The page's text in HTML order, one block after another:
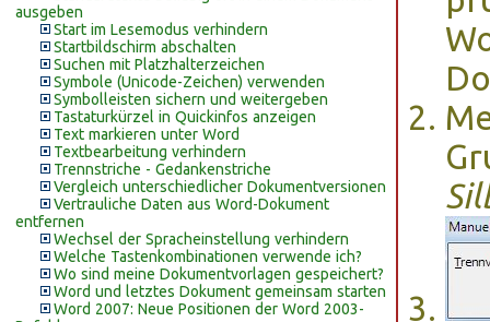
ausgeben
Start im Lesemodus verhindern
Startbildschirm abschalten
Suchen mit Platzhalterzeichen
Symbole (Unicode-Zeichen) verwenden
Symbolleisten sichern und weitergeben
Tastaturkürzel in Quickinfos anzeigen
Text markieren unter Word
Textbearbeitung verhindern
Trennstriche - Gedankenstriche
Vergleich unterschiedlicher Dokumentversionen
Vertrauliche Daten aus Word-Dokument
entfernen
Wechsel der Spracheinstellung verhindern
Welche Tastenkombinationen verwende ich?
Wo sind meine Dokumentvorlagen gespeichert?
Word und letztes Dokument gemeinsam starten
Word 2007: Neue Positionen der Word 2003-